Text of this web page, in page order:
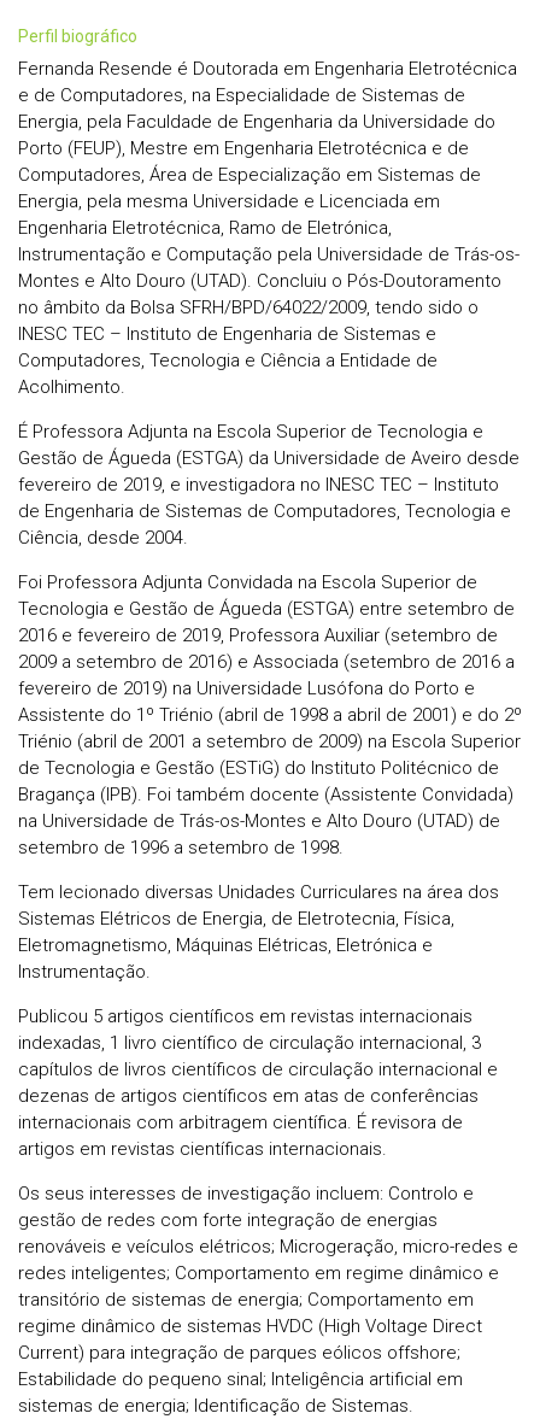
perfil biográfico
Fernanda Resende é Doutorada em Engenharia Eletrotécnica
e de Computadores, na Especialidade de Sistemas de
Energia, pela Faculdade de Engenharia da Universidade do
Porto (FEUP), Mestre em Engenharia Eletrotécnica e de
Computadores, Área de Especialização em Sistemas de
Energia, pela mesma Universidade e Licenciada em
Engenharia Eletrotécnica, Ramo de Eletrónica,
Instrumentação e Computação pela Universidade de Trás-os-
Montes e Alto Douro (UTAD). Concluiu o Pós-Doutoramento
no âmbito da Bolsa SFRH/BPD/64022/2009, tendo sido o
INESC TEC – Instituto de Engenharia de Sistemas e
Computadores, Tecnologia e Ciência a Entidade de
Acolhimento.
É Professora Adjunta na Escola Superior de Tecnologia e
Gestão de Águeda (ESTGA) da Universidade de Aveiro desde
fevereiro de 2019, e investigadora no INESC TEC – Instituto
de Engenharia de Sistemas de Computadores, Tecnologia e
Ciência, desde 2004.
Foi Professora Adjunta Convidada na Escola Superior de
Tecnologia e Gestão de Águeda (ESTGA) entre setembro de
2016 e fevereiro de 2019, Professora Auxiliar (setembro de
2009 a setembro de 2016) e Associada (setembro de 2016 a
fevereiro de 2019) na Universidade Lusófona do Porto e
Assistente do 1º Triénio (abril de 1998 a abril de 2001) e do 2º
Triénio (abril de 2001 a setembro de 2009) na Escola Superior
de Tecnologia e Gestão (ESTiG) do Instituto Politécnico de
Bragança (IPB). Foi também docente (Assistente Convidada)
na Universidade de Trás-os-Montes e Alto Douro (UTAD) de
setembro de 1996 a setembro de 1998.
Tem lecionado diversas Unidades Curriculares na área dos
Sistemas Elétricos de Energia, de Eletrotecnia, Física,
Eletromagnetismo, Máquinas Elétricas, Eletrónica e
Instrumentação.
Publicou 5 artigos científicos em revistas internacionais
indexadas, 1 livro científico de circulação internacional, 3
capítulos de livros científicos de circulação internacional e
dezenas de artigos científicos em atas de conferências
internacionais com arbitragem científica. É revisora de
artigos em revistas científicas internacionais.
Os seus interesses de investigação incluem: Controlo e
gestão de redes com forte integração de energias
renováveis e veículos elétricos; Microgeração, micro-redes e
redes inteligentes; Comportamento em regime dinâmico e
transitório de sistemas de energia; Comportamento em
regime dinâmico de sistemas HVDC (High Voltage Direct
Current) para integração de parques eólicos offshore;
Estabilidade do pequeno sinal; Inteligência artificial em
sistemas de energia; Identificação de Sistemas.